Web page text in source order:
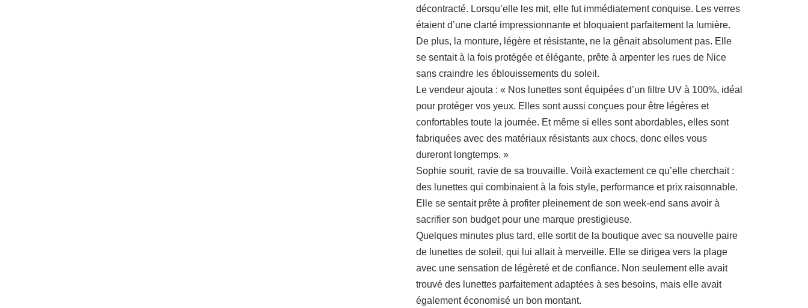
décontracté. Lorsqu’elle les mit, elle fut immédiatement conquise. Les verres
étaient d’une clarté impressionnante et bloquaient parfaitement la lumière.
De plus, la monture, légère et résistante, ne la gênait absolument pas. Elle
se sentait à la fois protégée et élégante, prête à arpenter les rues de Nice
sans craindre les éblouissements du soleil.
Le vendeur ajouta : « Nos lunettes sont équipées d’un filtre UV à 100%, idéal
pour protéger vos yeux. Elles sont aussi conçues pour être légères et
confortables toute la journée. Et même si elles sont abordables, elles sont
fabriquées avec des matériaux résistants aux chocs, donc elles vous
dureront longtemps. »
Sophie sourit, ravie de sa trouvaille. Voilà exactement ce qu’elle cherchait :
des lunettes qui combinaient à la fois style, performance et prix raisonnable.
Elle se sentait prête à profiter pleinement de son week-end sans avoir à
sacrifier son budget pour une marque prestigieuse.
Quelques minutes plus tard, elle sortit de la boutique avec sa nouvelle paire
de lunettes de soleil, qui lui allait à merveille. Elle se dirigea vers la plage
avec une sensation de légèreté et de confiance. Non seulement elle avait
trouvé des lunettes parfaitement adaptées à ses besoins, mais elle avait
également économisé un bon montant.